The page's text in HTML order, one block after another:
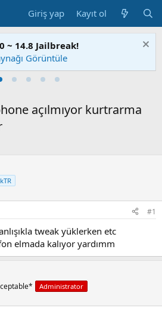
Giriş yap Kayıt ol
~ 14.8 Jailbreak!
Görüntüle
açılmıyor kurtrarma
#1
tweak yüklerken etc
elmada kalıyor yardımm
Administrator